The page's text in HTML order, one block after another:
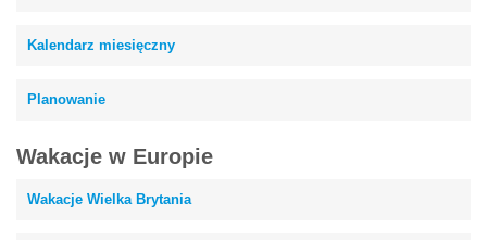
Kalendarz miesięczny
Planowanie
Wakacje w Europie
Wakacje Wielka Brytania